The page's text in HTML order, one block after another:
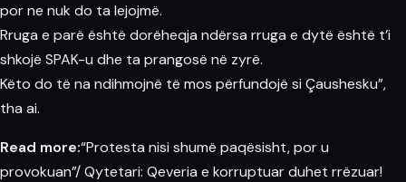
por ne nuk do ta lejojmë.
Rruga e parë është dorëheqja ndërsa rruga e dytë është t’i
shkojë SPAK-u dhe ta prangosë në zyrë.
Këto do të na ndihmojnë të mos përfundojë si Çaushesku”,
tha ai.
Read more:“Protesta nisi shumë paqësisht, por u
provokuan”/ Qytetari: Qeveria e korruptuar duhet rrëzuar!